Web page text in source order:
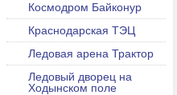
Космодром Байконур
Краснодарская ТЭЦ
Ледовая арена Трактор
Ледовый дворец на
Ходынском поле